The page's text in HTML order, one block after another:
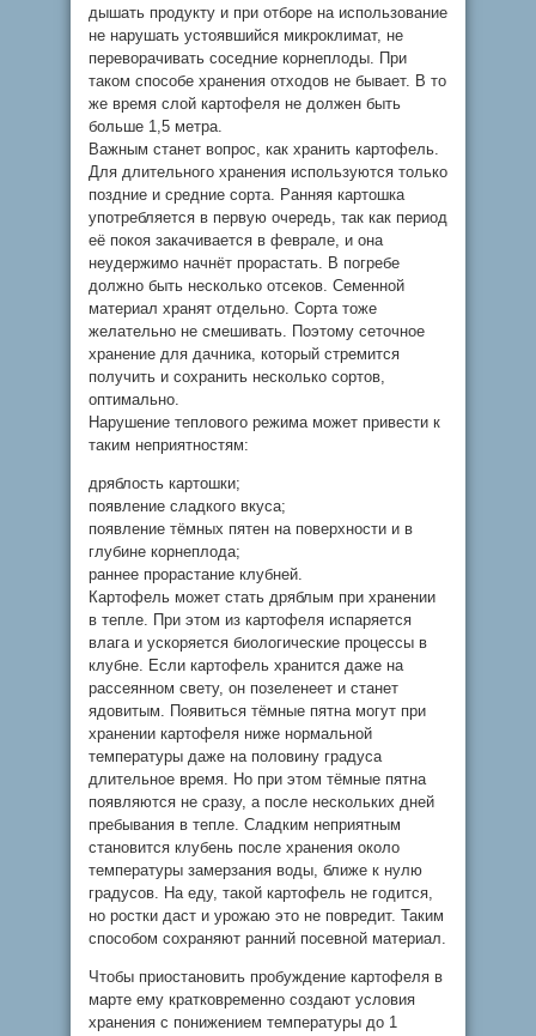
дышать продукту и при отборе на использование
не нарушать устоявшийся микроклимат, не
переворачивать соседние корнеплоды. При
таком способе хранения отходов не бывает. В то
же время слой картофеля не должен быть
больше 1,5 метра.
Важным станет вопрос, как хранить картофель.
Для длительного хранения используются только
поздние и средние сорта. Ранняя картошка
употребляется в первую очередь, так как период
её покоя закачивается в феврале, и она
неудержимо начнёт прорастать. В погребе
должно быть несколько отсеков. Семенной
материал хранят отдельно. Сорта тоже
желательно не смешивать. Поэтому сеточное
хранение для дачника, который стремится
получить и сохранить несколько сортов,
оптимально.
Нарушение теплового режима может привести к
таким неприятностям:
дряблость картошки;
появление сладкого вкуса;
появление тёмных пятен на поверхности и в
глубине корнеплода;
раннее прорастание клубней.
Картофель может стать дряблым при хранении
в тепле. При этом из картофеля испаряется
влага и ускоряется биологические процессы в
клубне. Если картофель хранится даже на
рассеянном свету, он позеленеет и станет
ядовитым. Появиться тёмные пятна могут при
хранении картофеля ниже нормальной
температуры даже на половину градуса
длительное время. Но при этом тёмные пятна
появляются не сразу, а после нескольких дней
пребывания в тепле. Сладким неприятным
становится клубень после хранения около
температуры замерзания воды, ближе к нулю
градусов. На еду, такой картофель не годится,
но ростки даст и урожаю это не повредит. Таким
способом сохраняют ранний посевной материал.
Чтобы приостановить пробуждение картофеля в
марте ему кратковременно создают условия
хранения с понижением температуры до 1